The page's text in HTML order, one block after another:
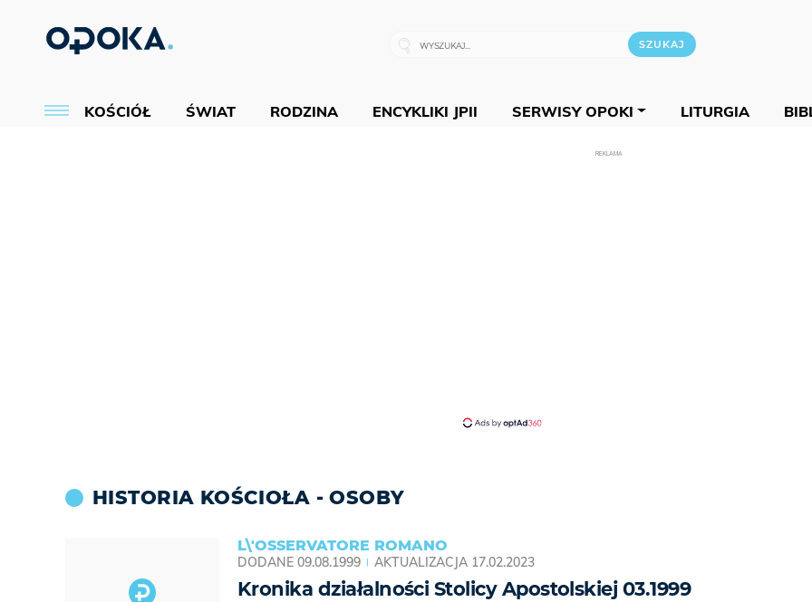
KOŚCIÓŁ ŚWIAT RODZINA ENCYKLIKI JPII SERWISY OPOKI LITURGIA
REKLAMA
HISTORIA KOŚCIOŁA - OSOBY
L\'OSSERVATORE ROMANO
DODANE 09.08.1999 AKTUALIZACJA 17.02.2023
Kronika działalności Stolicy Apostolskiej 03.1999